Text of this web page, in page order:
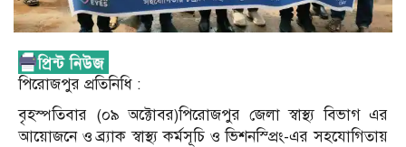
পিরোজপুর প্রতিনিধি :
বৃহস্পতিবার (০৯ অক্টোবর)পিরোজপুর জেলা স্বাস্থ্য বিভাগ এর
আয়োজনে ও ব্র্যাক স্বাস্থ্য কর্মসূচি ও ভিশনস্প্রিং-এর সহযোগিতায়